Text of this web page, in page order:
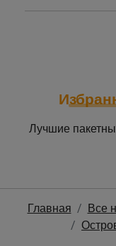
Лучшие
Главная Все